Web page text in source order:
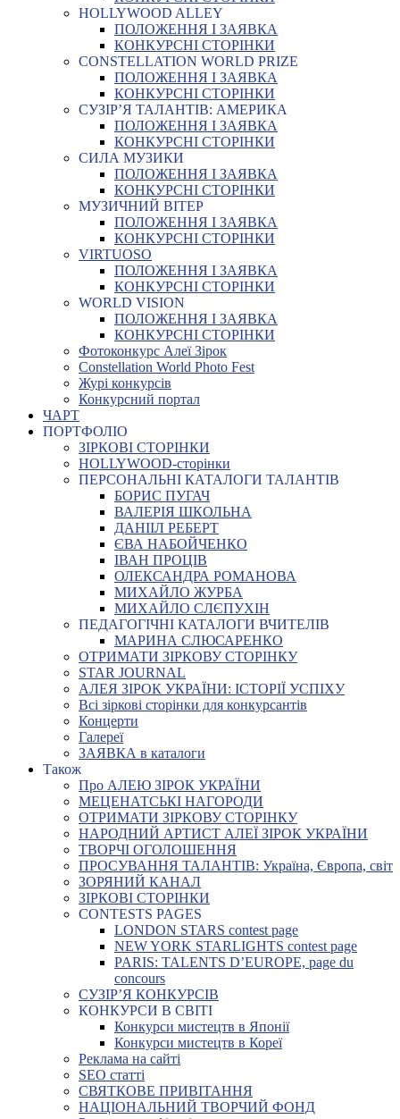
HOLLYWOOD ALLEY
ПОЛОЖЕННЯ І ЗАЯВКА
КОНКУРСНІ СТОРІНКИ
CONSTELLATION WORLD PRIZE
ПОЛОЖЕННЯ І ЗАЯВКА
КОНКУРСНІ СТОРІНКИ
СУЗІР’Я ТАЛАНТІВ: АМЕРИКА
ПОЛОЖЕННЯ І ЗАЯВКА
КОНКУРСНІ СТОРІНКИ
СИЛА МУЗИКИ
ПОЛОЖЕННЯ І ЗАЯВКА
КОНКУРСНІ СТОРІНКИ
МУЗИЧНИЙ ВІТЕР
ПОЛОЖЕННЯ І ЗАЯВКА
КОНКУРСНІ СТОРІНКИ
VIRTUOSO
ПОЛОЖЕННЯ І ЗАЯВКА
КОНКУРСНІ СТОРІНКИ
WORLD VISION
ПОЛОЖЕННЯ І ЗАЯВКА
КОНКУРСНІ СТОРІНКИ
Фотоконкурс Алеї Зірок
Constellation World Photo Fest
Журі конкурсів
Конкурсний портал
ЧАРТ
ПОРТФОЛІО
ЗІРКОВІ СТОРІНКИ
HOLLYWOOD-сторінки
ПЕРСОНАЛЬНІ КАТАЛОГИ ТАЛАНТІВ
БОРИС ПУГАЧ
ВАЛЕРІЯ ШКОЛЬНА
ДАНІІЛ РЕБЕРТ
ЄВА НАБОЙЧЕНКО
ІВАН ПРОЦІВ
ОЛЕКСАНДРА РОМАНОВА
МИХАЙЛО ЖУРБА
МИХАЙЛО СЛЄПУХІН
ПЕДАГОГІЧНІ КАТАЛОГИ ВЧИТЕЛІВ
МАРИНА СЛЮСАРЕНКО
ОТРИМАТИ ЗІРКОВУ СТОРІНКУ
STAR JOURNAL
АЛЕЯ ЗІРОК УКРАЇНИ: ІСТОРІЇ УСПІХУ
Всі зіркові сторінки для конкурсантів
Концерти
Галереї
ЗАЯВКА в каталоги
Також
Про АЛЕЮ ЗІРОК УКРАЇНИ
МЕЦЕНАТСЬКІ НАГОРОДИ
ОТРИМАТИ ЗІРКОВУ СТОРІНКУ
НАРОДНИЙ АРТИСТ АЛЕЇ ЗІРОК УКРАЇНИ
ТВОРЧІ ОГОЛОШЕННЯ
ПРОСУВАННЯ ТАЛАНТІВ: Україна, Європа, світ
ЗОРЯНИЙ КАНАЛ
ЗІРКОВІ СТОРІНКИ
CONTESTS PAGES
LONDON STARS contest page
NEW YORK STARLIGHTS contest page
PARIS: TALENTS D’EUROPE, page du
concours
СУЗІР’Я КОНКУРСІВ
КОНКУРСИ В СВІТІ
Конкурси мистецтв в Японії
Конкурси мистецтв в Кореї
Реклама на сайті
SEO статті
СВЯТКОВЕ ПРИВІТАННЯ
НАЦІОНАЛЬНИЙ ТВОРЧИЙ ФОНД